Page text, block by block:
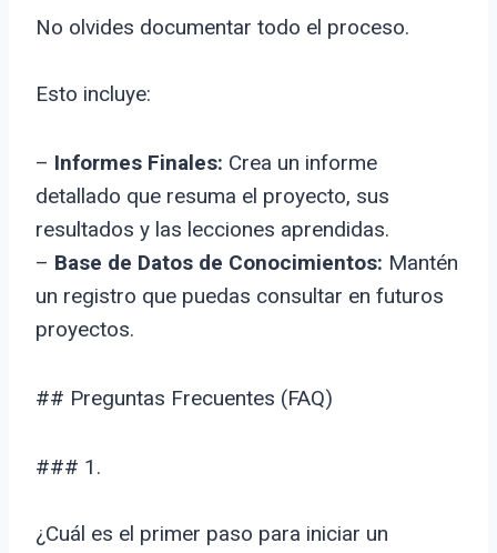
No olvides documentar todo el proceso.
Esto incluye:
– Informes Finales: Crea un informe
detallado que resuma el proyecto, sus
resultados y las lecciones aprendidas.
– Base de Datos de Conocimientos: Mantén
un registro que puedas consultar en futuros
proyectos.
## Preguntas Frecuentes (FAQ)
### 1.
¿Cuál es el primer paso para iniciar un